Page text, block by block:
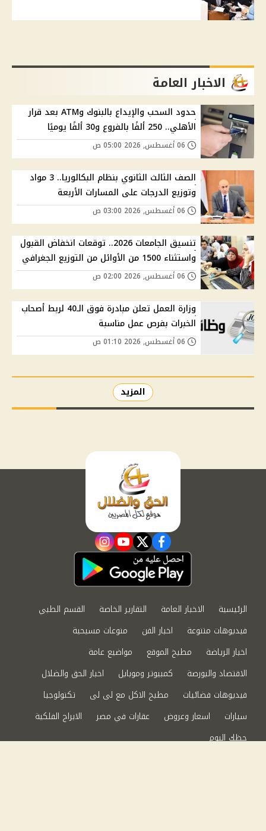
الاخبار العامة
حدود السحب والإيداع بالبنوك وATM بعد قرار
الأهلي.. 250 ألفًا بالفروع و30 ألفًا يوميًا
الصف الثالث الثانوي بنظام البكالوريا.. 3 مواد
وتوزيع الدرجات على المسارات الأربعة
تنسيق الجامعات 2026.. توقعات انخفاض القبول
واستثناء 1500 من الأوائل من التوزيع الجغرافي
وزارة العمل تعلن مبادرة فوق الـ40 لربط أصحاب
الخبرات بفرص عمل مناسبة
المزيد
facebook
twitter
youtube
instagram
الرئيسية الاخبار العامة التقارير الخاصة
القسم الطبي
فيديوهات متنوعة
اخبار الفن
منوعات مسيحية
اخبار الرياضة
مطبخ الموقع
مواضيع عامة
الاقتصاد والبورصة
كمبيوتر وموبايل
اخبار الحق والضلال
فيديوهات فضائيات
مطبخ الاكل مع لى لى
تكنولوجيا
سيارات
اسعار وعروض عقارات في مصر
الابراج الفلكية
حظك اليوم